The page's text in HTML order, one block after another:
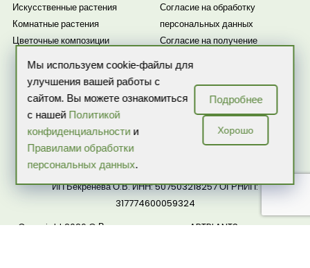
Искусственные растения
Комнатные растения
Цветочные композиции
Согласие на обработку
персональных данных
Согласие на получение
Новости
ИП Бекренева О.В. ИНН: 507503218257 ОГРНИП:
317774600059324
Copyright 2026 © Все права защищены ARTPLANTS — интернет-
Мы используем cookie-файлы для
улучшения вашей работы с
сайтом. Вы можете ознакомиться
с нашей Политикой
конфиденциальностии
Правилами обработки
персональных данных.
Подробнее
Хорошо